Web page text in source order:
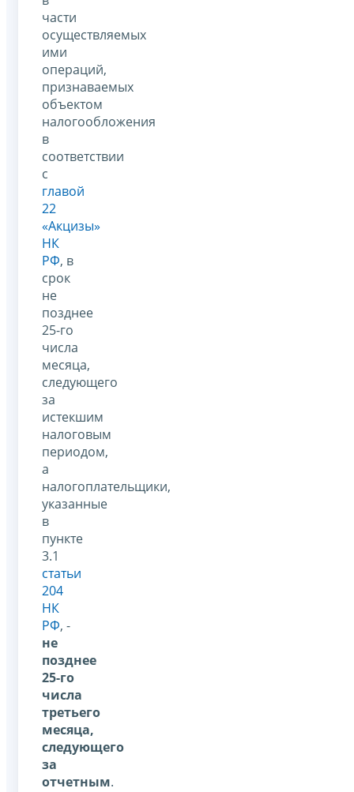
части
осуществляемых
ими
операций,
признаваемых
объектом
налогообложения
в
соответствии
с
главой
22
«Акцизы»
НК
РФ, в
срок
не
позднее
25-го
числа
месяца,
следующего
за
истекшим
налоговым
периодом,
а
налогоплательщики,
указанные
в
пункте
3.1
статьи
204
НК
РФ, -
не
позднее
25-го
числа
третьего
месяца,
следующего
за
отчетным.